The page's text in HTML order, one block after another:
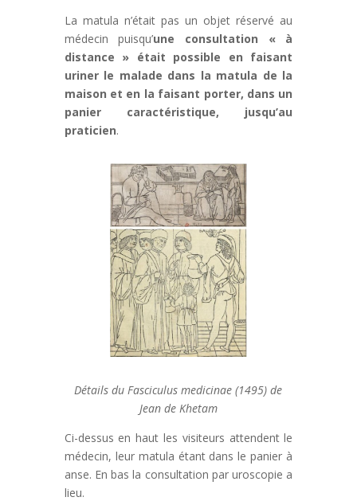
La matula n’était pas un objet réservé au
médecin puisqu’une consultation « à
distance » était possible en faisant
uriner le malade dans la matula de la
maison et en la faisant porter, dans un
panier caractéristique, jusqu’au
praticien.
Détails du Fasciculus medicinae (1495) de
Jean de Khetam
Ci-dessus en haut les visiteurs attendent le
médecin, leur matula étant dans le panier à
anse. En bas la consultation par uroscopie a
lieu.